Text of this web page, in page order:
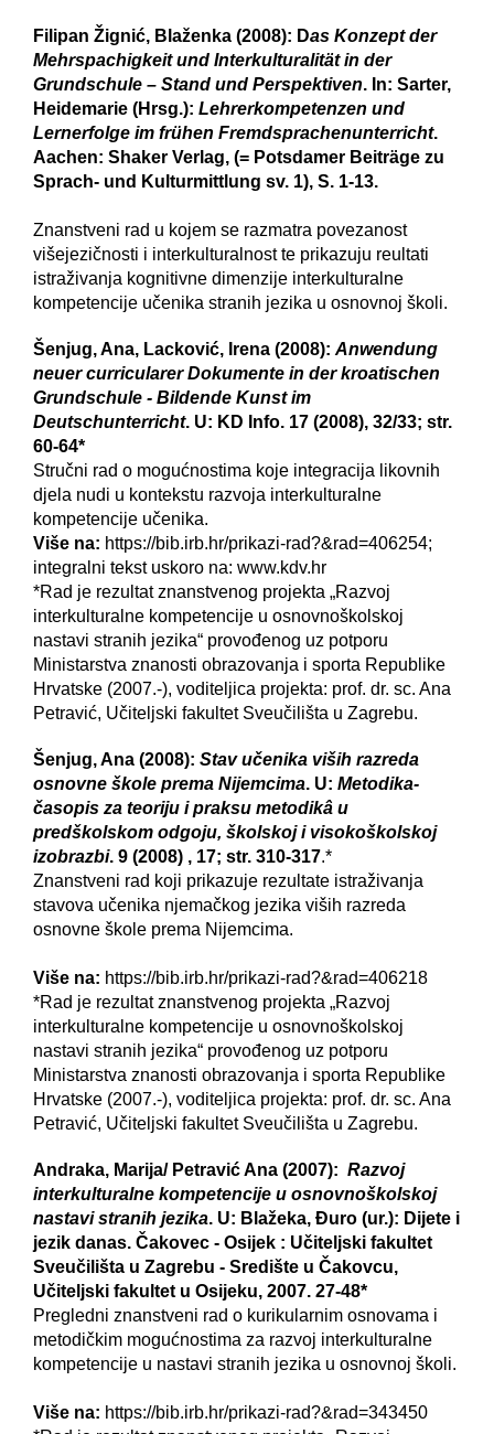
Filipan Žignić, Blaženka (2008): Das Konzept der
Mehrspachigkeit und Interkulturalität in der
Grundschule – Stand und Perspektiven. In: Sarter,
Heidemarie (Hrsg.): Lehrerkompetenzen und
Lernerfolge im frühen Fremdsprachenunterricht.
Aachen: Shaker Verlag, (= Potsdamer Beiträge zu
Sprach- und Kulturmittlung sv. 1), S. 1-13.
Znanstveni rad u kojem se razmatra povezanost
višejezičnosti i interkulturalnost te prikazuju reultati
istraživanja kognitivne dimenzije interkulturalne
kompetencije učenika stranih jezika u osnovnoj školi.
Šenjug, Ana, Lacković, Irena (2008): Anwendung
neuer curricularer Dokumente in der kroatischen
Grundschule - Bildende Kunst im
Deutschunterricht. U: KD Info. 17 (2008), 32/33; str.
60-64*
Stručni rad o mogućnostima koje integracija likovnih
djela nudi u kontekstu razvoja interkulturalne
kompetencije učenika.
Više na: https://bib.irb.hr/prikazi-rad?&rad=406254;
integralni tekst uskoro na: www.kdv.hr
*Rad je rezultat znanstvenog projekta „Razvoj
interkulturalne kompetencije u osnovnoškolskoj
nastavi stranih jezika“ provođenog uz potporu
Ministarstva znanosti obrazovanja i sporta Republike
Hrvatske (2007.-), voditeljica projekta: prof. dr. sc. Ana
Petravić, Učiteljski fakultet Sveučilišta u Zagrebu.
Šenjug, Ana (2008): Stav učenika viših razreda
osnovne škole prema Nijemcima. U: Metodika-
časopis za teoriju i praksu metodikâ u
predškolskom odgoju, školskoj i visokoškolskoj
izobrazbi. 9 (2008) , 17; str. 310-317.*
Znanstveni rad koji prikazuje rezultate istraživanja
stavova učenika njemačkog jezika viših razreda
osnovne škole prema Nijemcima.
Više na: https://bib.irb.hr/prikazi-rad?&rad=406218
*Rad je rezultat znanstvenog projekta „Razvoj
interkulturalne kompetencije u osnovnoškolskoj
nastavi stranih jezika“ provođenog uz potporu
Ministarstva znanosti obrazovanja i sporta Republike
Hrvatske (2007.-), voditeljica projekta: prof. dr. sc. Ana
Petravić, Učiteljski fakultet Sveučilišta u Zagrebu.
Andraka, Marija/ Petravić Ana (2007): Razvoj
interkulturalne kompetencije u osnovnoškolskoj
nastavi stranih jezika. U: Blažeka, Đuro (ur.): Dijete i
jezik danas. Čakovec - Osijek : Učiteljski fakultet
Sveučilišta u Zagrebu - Središte u Čakovcu,
Učiteljski fakultet u Osijeku, 2007. 27-48*
Pregledni znanstveni rad o kurikularnim osnovama i
metodičkim mogućnostima za razvoj interkulturalne
kompetencije u nastavi stranih jezika u osnovnoj školi.
Više na: https://bib.irb.hr/prikazi-rad?&rad=343450